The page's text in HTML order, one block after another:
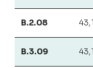
B.2.08
B.3.09